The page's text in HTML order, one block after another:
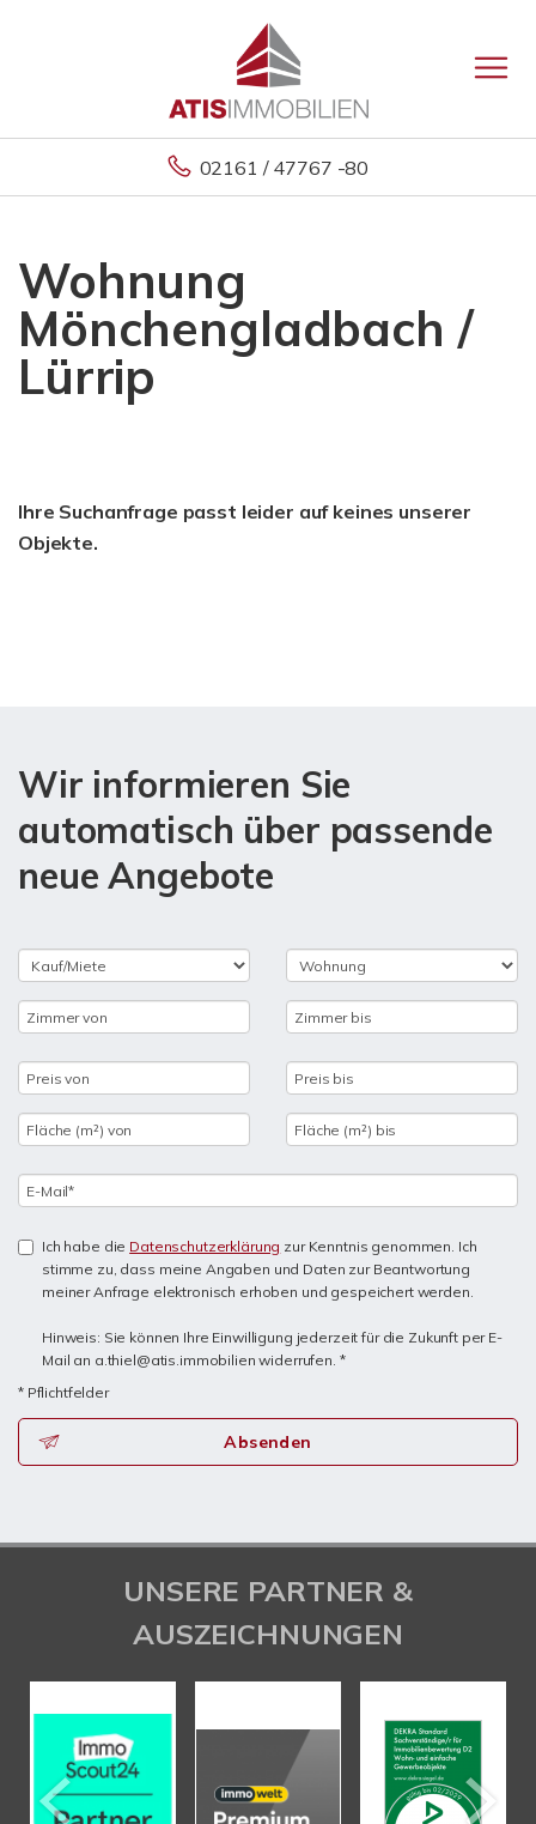
02161 / 47767 -80
Wohnung
Mönchengladbach /
Lürrip
Ihre Suchanfrage passt leider auf keines unserer
Objekte.
Wir informieren Sie
automatisch über passende
neue Angebote
Ich habe die Datenschutzerklärung zur Kenntnis genommen. Ich
stimme zu, dass meine Angaben und Daten zur Beantwortung
meiner Anfrage elektronisch erhoben und gespeichert werden.
Hinweis: Sie können Ihre Einwilligung jederzeit für die Zukunft per E-
Mail an a.thiel@atis.immobilien widerrufen. *
* Pflichtfelder
Absenden
UNSERE PARTNER &
AUSZEICHNUNGEN